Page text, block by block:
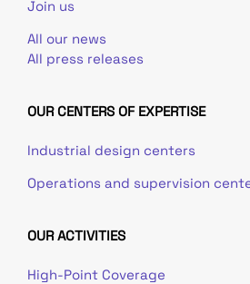
Join us
All our news
All press releases
OUR CENTERS OF EXPERTISE
Industrial design centers
Operations and supervision
OUR ACTIVITIES
High-Point Coverage